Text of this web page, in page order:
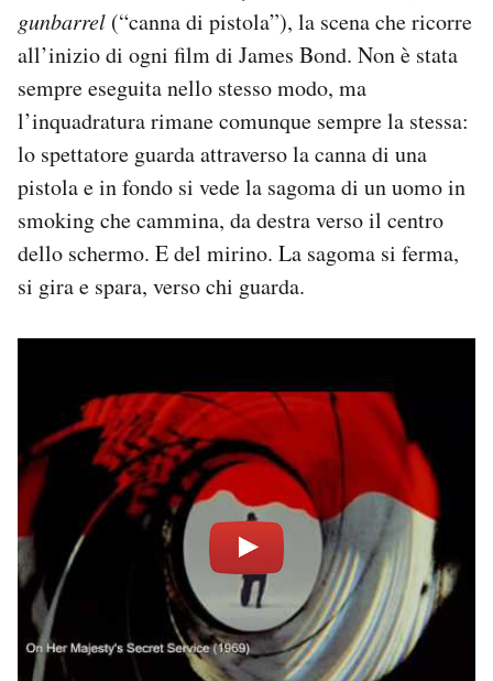
gunbarrel (“canna di pistola”), la scena che ricorre
all’inizio di ogni film di James Bond. Non è stata
sempre eseguita nello stesso modo, ma
l’inquadratura rimane comunque sempre la stessa:
lo spettatore guarda attraverso la canna di una
pistola e in fondo si vede la sagoma di un uomo in
smoking che cammina, da destra verso il centro
dello schermo. E del mirino. La sagoma si ferma,
si gira e spara, verso chi guarda.